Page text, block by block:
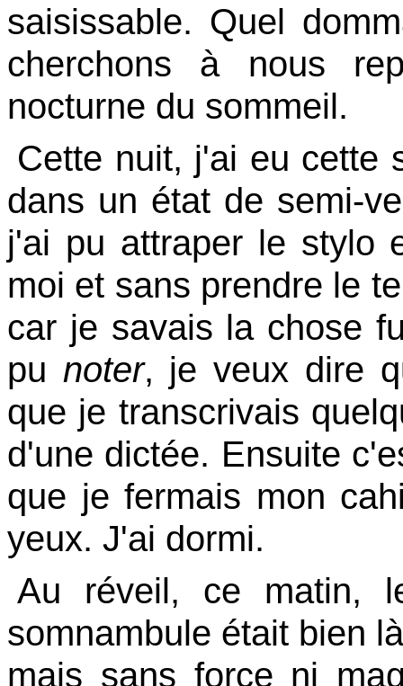
saisissable. Quel
cherchons à nous
nocturne du sommeil.
Cette nuit, j'ai eu cette
dans un état de semi-
j'ai pu attraper le stylo
moi et sans prendre le
car je savais la chose
pu noter, je veux dire
que je transcrivais
d'une dictée. Ensuite
que je fermais mon
yeux. J'ai dormi.
Au réveil, ce matin,
somnambule était bien
mais sans force ni